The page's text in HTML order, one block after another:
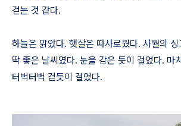
걷는 것 같다.
하늘은 맑았다. 햇살은 따사로웠다. 사월의
딱 좋은 날씨였다. 눈을 감은 듯이 걸었다. 마
터벅터벅 걷듯이 걸었다.